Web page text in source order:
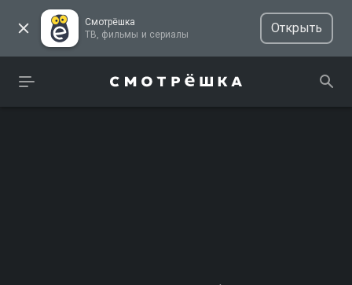
Смотрёшка
ТВ, фильмы и сериалы
Открыть